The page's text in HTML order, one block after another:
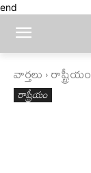
end
వార్తలు రాష్ట్రీయం
రాష్ట్రీయం